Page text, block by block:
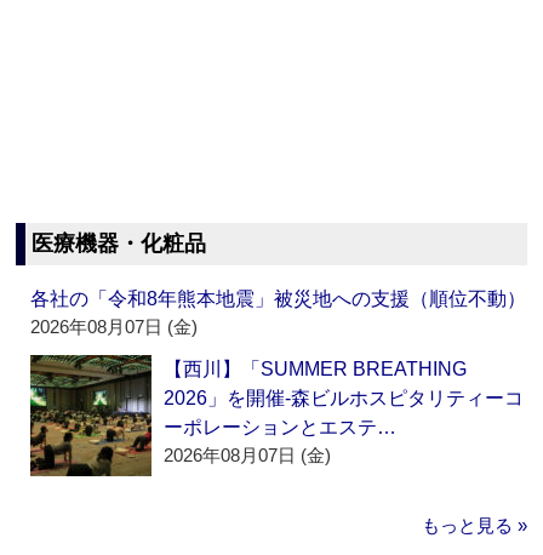
医療機器・化粧品
各社の「令和8年熊本地震」被災地への支援（順位不動）
2026年08月07日 (金)
【西川】「SUMMER BREATHING
2026」を開催‐森ビルホスピタリティーコ
ーポレーションとエステ…
2026年08月07日 (金)
もっと見る »